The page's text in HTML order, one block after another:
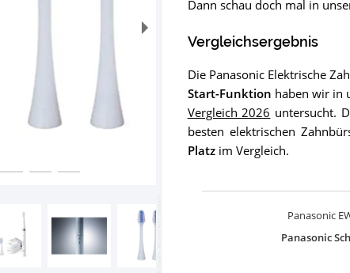
Dann schau doch mal in
Vergleichsergebnis
Die Panasonic Elektrische
Start-Funktion haben wir in
Vergleich 2026 untersucht.
besten elektrischen
Platzim Vergleich.
Panasonic
Panasonic